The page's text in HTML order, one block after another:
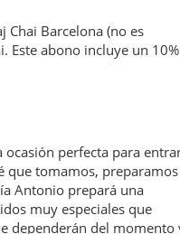
Chai Barcelona (no es
Este abono incluye un 10%
ocasión perfecta para
que tomamos, preparamos
Antonio prepará una
muy especiales que
dependerán del momento